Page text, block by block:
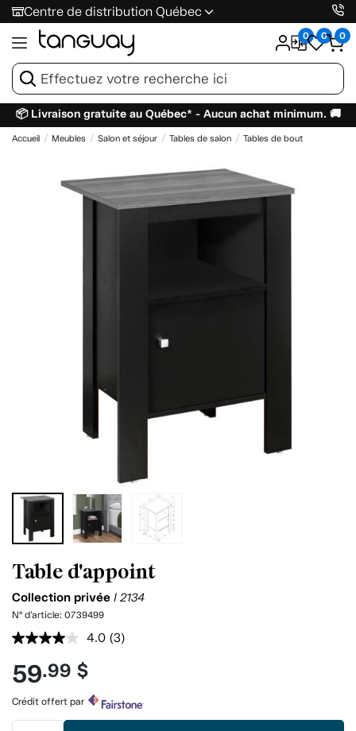
Centre de distribution Québec
0 0 0
📦 Livraison gratuite au Québec* - Aucun achat minimum. 🚚
Accueil Meubles Salon et séjour Tables de salon Tables de bout
Table d'appoint
Collection privée I 2134
N° d'article: 0739499
4.0 Lire
vers
la
(3)
59.99 $
Crédit offert par